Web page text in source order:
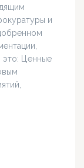
и
это: Ценные